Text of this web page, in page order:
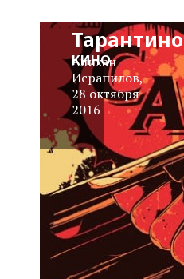
Тарантино
Алихан
Исрапилов,
28 октября
2016
КИНО